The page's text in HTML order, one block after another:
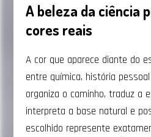
A beleza da ciência
cores reais
A cor que aparece diante do
entre química, história
organiza o caminho, traduz a
interpreta a base natural e
escolhido represente